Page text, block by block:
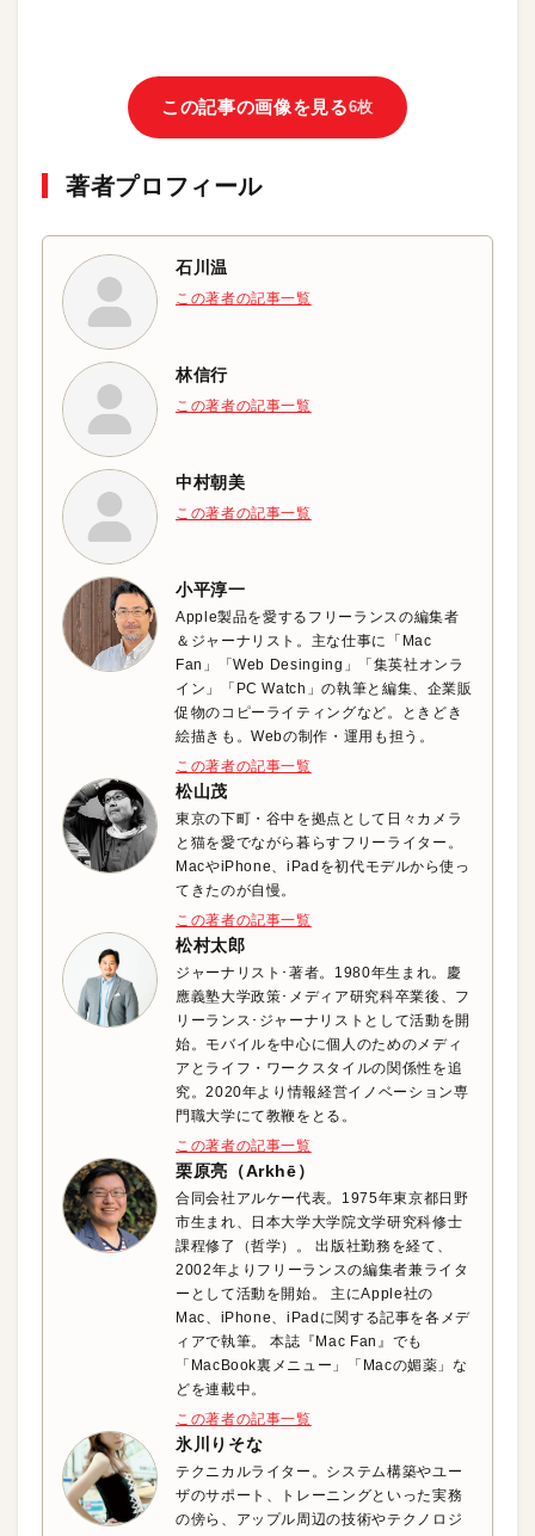
この記事の画像を見る6枚
著者プロフィール
石川温
この著者の記事一覧
林信行
この著者の記事一覧
中村朝美
この著者の記事一覧
小平淳一
Apple製品を愛するフリーランスの編集者
＆ジャーナリスト。主な仕事に「Mac
Fan」「Web Desinging」「集英社オンラ
イン」「PC Watch」の執筆と編集、企業販
促物のコピーライティングなど。ときどき
絵描きも。Webの制作・運用も担う。
この著者の記事一覧
松山茂
東京の下町・谷中を拠点として日々カメラ
と猫を愛でながら暮らすフリーライター。
MacやiPhone、iPadを初代モデルから使っ
てきたのが自慢。
この著者の記事一覧
松村太郎
ジャーナリスト･著者。1980年生まれ。慶
應義塾大学政策･メディア研究科卒業後、フ
リーランス･ジャーナリストとして活動を開
始。モバイルを中心に個人のためのメディ
アとライフ・ワークスタイルの関係性を追
究。2020年より情報経営イノベーション専
門職大学にて教鞭をとる。
この著者の記事一覧
栗原亮（Arkhē）
合同会社アルケー代表。1975年東京都日野
市生まれ、日本大学大学院文学研究科修士
課程修了（哲学）。 出版社勤務を経て、
2002年よりフリーランスの編集者兼ライタ
ーとして活動を開始。 主にApple社の
Mac、iPhone、iPadに関する記事を各メデ
ィアで執筆。 本誌『Mac Fan』でも
「MacBook裏メニュー」「Macの媚薬」な
どを連載中。
この著者の記事一覧
氷川りそな
テクニカルライター。システム構築やユー
ザのサポート、トレーニングといった実務
の傍ら、アップル周辺の技術やテクノロジ